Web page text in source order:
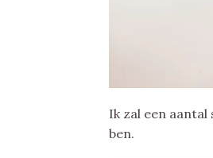
Ik zal een
ben.